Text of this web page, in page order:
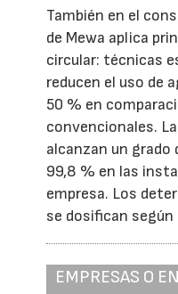
También en el
de Mewa aplica
circular: técnicas
reducen el uso de
50 % en
convencionales.
alcanzan un grado
99,8 % en las
empresa. Los
se dosifican según
EMPRESAS O